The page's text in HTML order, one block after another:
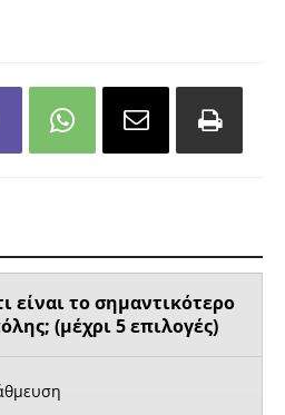
είναι το σημαντικότερο
(μέχρι 5 επιλογές)